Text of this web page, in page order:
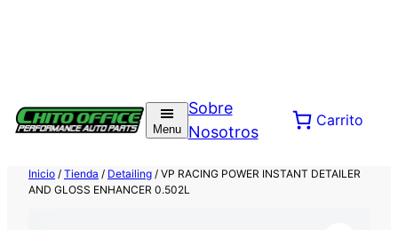
contenido
Menu
Sobre
Nosotros
Carrito
Inicio / Tienda / Detailing / VP RACING POWER INSTANT DETAILER
AND GLOSS ENHANCER 0.502L